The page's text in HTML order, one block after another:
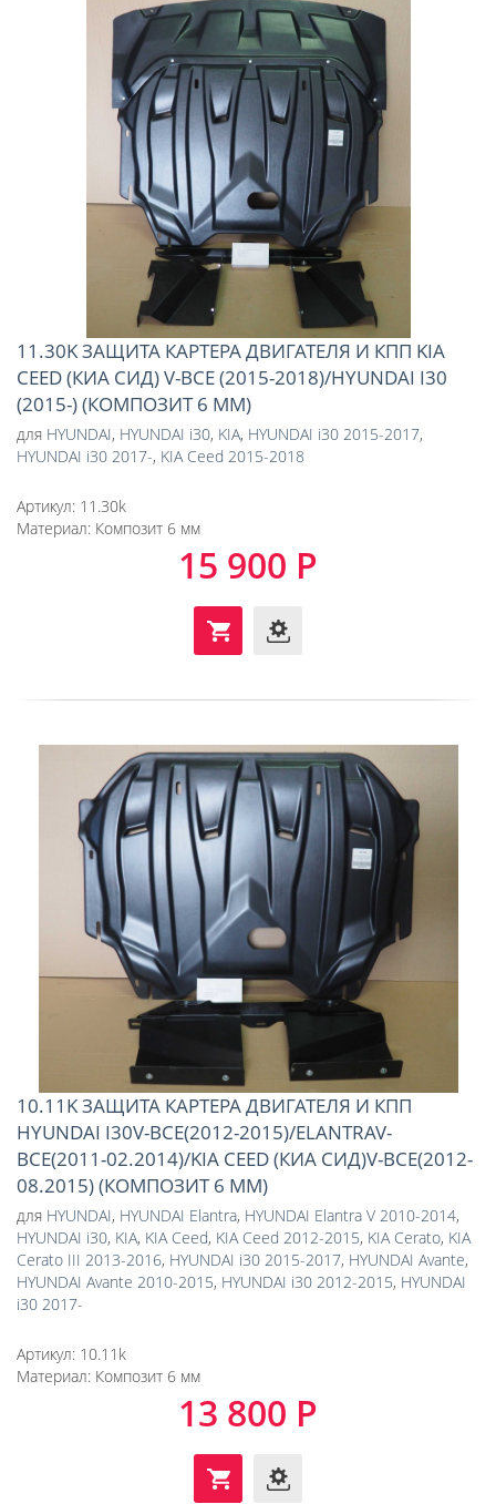
11.30K ЗАЩИТА КАРТЕРА ДВИГАТЕЛЯ И КПП KIA
CEED (КИА СИД) V-ВСЕ (2015-2018)/HYUNDAI I30
(2015-) (КОМПОЗИТ 6 ММ)
для HYUNDAI, HYUNDAI i30, KIA, HYUNDAI i30 2015-2017,
HYUNDAI i30 2017-, KIA Ceed 2015-2018
Артикул: 11.30k
Материал: Композит 6 мм
15 900 Р
10.11K ЗАЩИТА КАРТЕРА ДВИГАТЕЛЯ И КПП
HYUNDAI I30V-ВСЕ(2012-2015)/ELANTRAV-
ВСЕ(2011-02.2014)/KIA CEED (КИА СИД)V-ВСЕ(2012-
08.2015) (КОМПОЗИТ 6 ММ)
для HYUNDAI, HYUNDAI Elantra, HYUNDAI Elantra V 2010-2014,
HYUNDAI i30, KIA, KIA Ceed, KIA Ceed 2012-2015, KIA Cerato, KIA
Cerato III 2013-2016, HYUNDAI i30 2015-2017, HYUNDAI Avante,
HYUNDAI Avante 2010-2015, HYUNDAI i30 2012-2015, HYUNDAI
i30 2017-
Артикул: 10.11k
Материал: Композит 6 мм
13 800 Р